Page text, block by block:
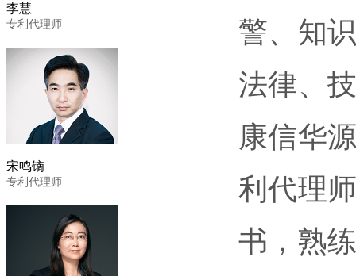
李慧
专利代理师
宋鸣镝
专利代理师
警、知
法律、
康信华
利代理
书，熟